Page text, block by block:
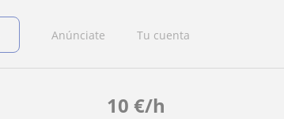
Anúnciate Tu cuenta
10 €/h